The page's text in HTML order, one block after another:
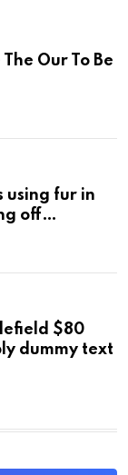
Our To Be
using fur in
off
$80
dummy text